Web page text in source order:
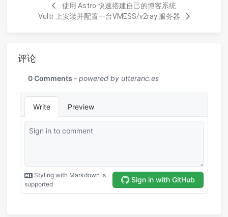
使用 Astro 快速搭建自己的博客系统
Vultr 上安装并配置一台VMESS/v2ray 服务器
评论